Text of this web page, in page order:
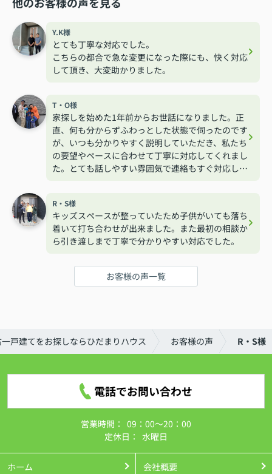
Y.K様
とても丁寧な対応でした。
こちらの都合で急な変更になった際にも、快く対応
して頂き、大変助かりました。
T・O様
家探しを始めた1年前からお世話になりました。正
直、何も分からずふわっとした状態で伺ったのです
が、いつも分かりやすく説明していただき、私たち
の要望やペースに合わせて丁寧に対応してくれまし
た。とても話しやすい雰囲気で連絡もすぐ対応して
R・S様
キッズスペースが整っていたため子供がいても落ち
着いて打ち合わせが出来ました。また最初の相談か
ら引き渡しまで丁寧で分かりやすい対応でした。
お客様の声一覧
戸建てをお探しならひだまりハウス お客様の声 R・S様
電話でお問い合わせ
営業時間： 09：00～20：00
定休日： 水曜日
ホーム 会社概要